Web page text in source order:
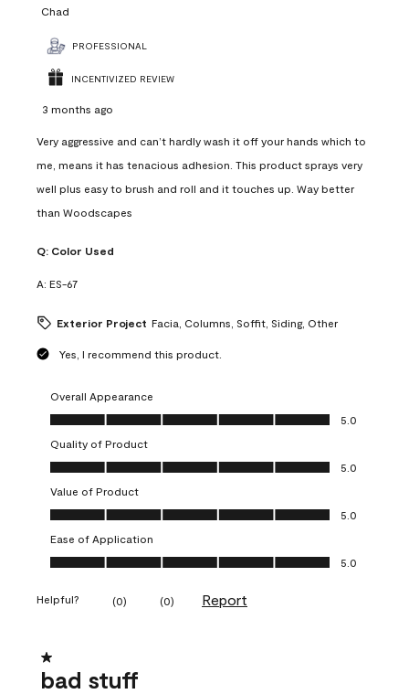
Chad
PROFESSIONAL
INCENTIVIZED REVIEW
3 months ago
Very aggressive and can’t hardly wash it off your hands which to
me, means it has tenacious adhesion. This product sprays very
well plus easy to brush and roll and it touches up. Way better
than Woodscapes
Q: Color Used
A: ES-67
Exterior Project Facia, Columns, Soffit, Siding, Other
Yes, I recommend this product.
Overall Appearance
Overall Appearance, 5.0 out of 5
5.0
Quality of Product
Quality of Product, 5.0 out of 5
5.0
Value of Product
Value of Product, 5.0 out of 5
5.0
Ease of Application
Ease of Application, 5.0 out of 5
5.0
Helpful? (0) (0) Report
1 out of 5 stars.
bad stuff